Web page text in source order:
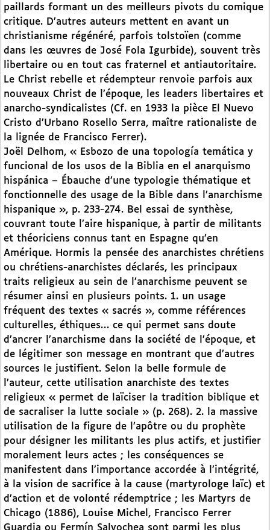
paillards formant un des meilleurs pivots du comique
critique. D’autres auteurs mettent en avant un
christianisme régénéré, parfois tolstoïen (comme
dans les œuvres de José Fola Igurbide), souvent très
libertaire ou en tout cas fraternel et antiautoritaire.
Le Christ rebelle et rédempteur renvoie parfois aux
nouveaux Christ de l’époque, les leaders libertaires et
anarcho-syndicalistes (Cf. en 1933 la pièce El Nuevo
Cristo d’Urbano Rosello Serra, maître rationaliste de
la lignée de Francisco Ferrer).
Joël Delhom, « Esbozo de una topología temática y
funcional de los usos de la Biblia en el anarquismo
hispánica – Ébauche d’une typologie thématique et
fonctionnelle des usage de la Bible dans l’anarchisme
hispanique », p. 233-274. Bel essai de synthèse,
couvrant toute l’aire hispanique, à partir de militants
et théoriciens connus tant en Espagne qu’en
Amérique. Hormis la pensée des anarchistes chrétiens
ou chrétiens-anarchistes déclarés, les principaux
traits religieux au sein de l’anarchisme peuvent se
résumer ainsi en plusieurs points. 1. un usage
fréquent des textes « sacrés », comme références
culturelles, éthiques… ce qui permet sans doute
d’ancrer l’anarchisme dans la société de l’époque, et
de légitimer son message en montrant que d’autres
sources le justifient. Selon la belle formule de
l’auteur, cette utilisation anarchiste des textes
religieux « permet de laïciser la tradition biblique et
de sacraliser la lutte sociale » (p. 268). 2. la massive
utilisation de la figure de l’apôtre ou du prophète
pour désigner les militants les plus actifs, et justifier
moralement leurs actes ; les conséquences se
manifestent dans l’importance accordée à l’intégrité,
à la vision de sacrifice à la cause (martyrologe laïc) et
d’action et de volonté rédemptrice ; les Martyrs de
Chicago (1886), Louise Michel, Francisco Ferrer